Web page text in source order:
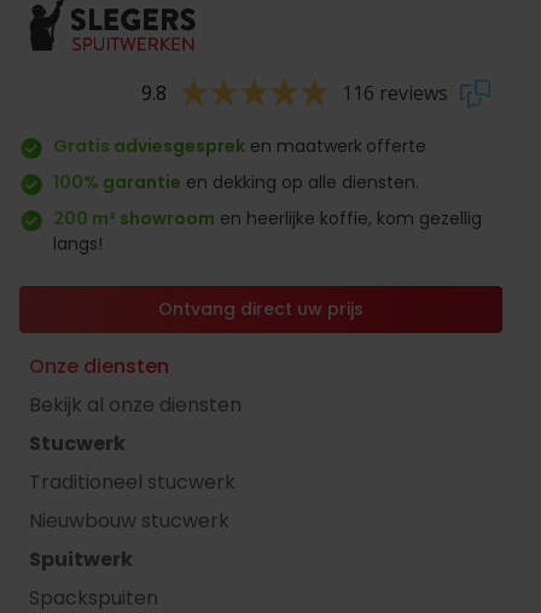
9.8 116 reviews
Gratis adviesgesprek en maatwerk offerte
100% garantie en dekking op alle diensten.
200 m² showroom en heerlijke koffie, kom gezellig
langs!
Ontvang direct uw prijs
Onze diensten
Bekijk al onze diensten
Stucwerk
Traditioneel stucwerk
Nieuwbouw stucwerk
Spuitwerk
Spackspuiten